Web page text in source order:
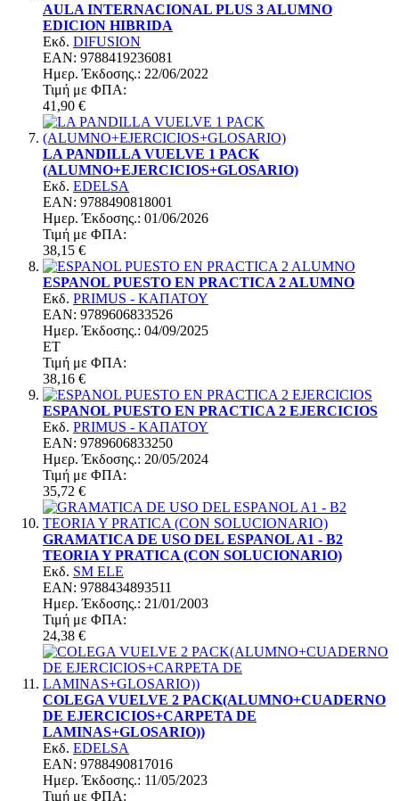
AULA INTERNACIONAL PLUS 3 ALUMNO
EDICION HIBRIDA
Εκδ. DIFUSION
EAN: 9788419236081
Ημερ. Έκδoσης.: 22/06/2022
Τιμή με ΦΠΑ:
41,90 €
LA PANDILLA VUELVE 1 PACK
(ALUMNO+EJERCICIOS+GLOSARIO)
Εκδ. EDELSA
EAN: 9788490818001
Ημερ. Έκδoσης.: 01/06/2026
Τιμή με ΦΠΑ:
38,15 €
ESPANOL PUESTO EN PRACTICA 2 ALUMNO
Εκδ. PRIMUS - ΚΑΠΑΤΟΥ
EAN: 9789606833526
Ημερ. Έκδoσης.: 04/09/2025
ΕΤ
Τιμή με ΦΠΑ:
38,16 €
ESPANOL PUESTO EN PRACTICA 2 EJERCICIOS
Εκδ. PRIMUS - ΚΑΠΑΤΟΥ
EAN: 9789606833250
Ημερ. Έκδoσης.: 20/05/2024
Τιμή με ΦΠΑ:
35,72 €
GRAMATICA DE USO DEL ESPANOL A1 - B2
TEORIA Y PRATICA (CON SOLUCIONARIO)
Εκδ. SM ELE
EAN: 9788434893511
Ημερ. Έκδoσης.: 21/01/2003
Τιμή με ΦΠΑ:
24,38 €
COLEGA VUELVE 2 PACK(ALUMNO+CUADERNO
DE EJERCICIOS+CARPETA DE
LAMINAS+GLOSARIO))
Εκδ. EDELSA
EAN: 9788490817016
Ημερ. Έκδoσης.: 11/05/2023
Τιμή με ΦΠΑ: